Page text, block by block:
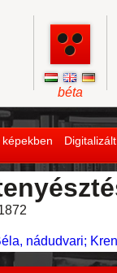
béta
nádudvari;